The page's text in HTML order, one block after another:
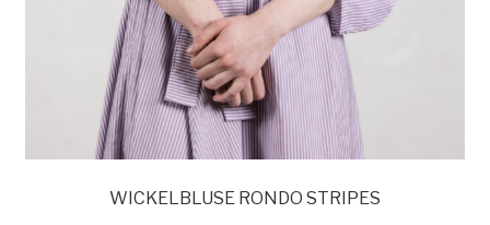
WICKELBLUSE RONDO STRIPES